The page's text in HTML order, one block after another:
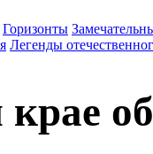
Горизонты
Легенды
крае